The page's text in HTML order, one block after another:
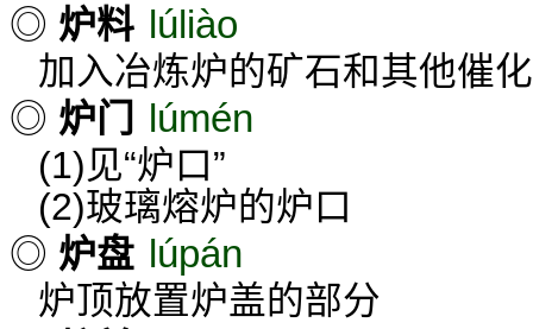
◎ 炉料 lúliào
加入冶炼炉的矿石和其他催
◎ 炉门 lúmén
(1)见“炉口”
(2)玻璃熔炉的炉口
◎ 炉盘 lúpán
炉顶放置炉盖的部分